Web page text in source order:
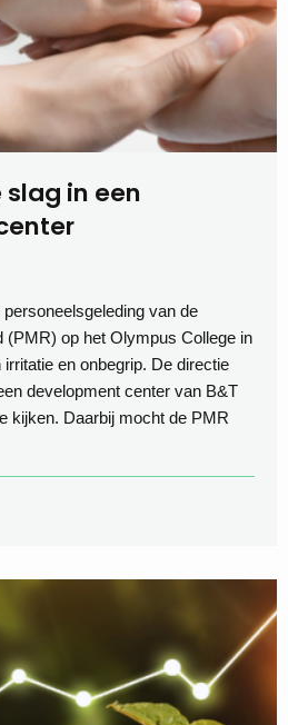
in een
van de
(PMR) op het Olympus College in
en onbegrip. De directie
development center van B&T
kijken. Daarbij mocht de PMR